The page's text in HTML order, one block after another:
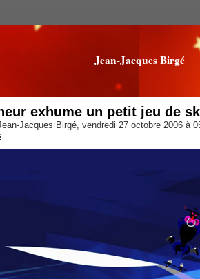
Jean-Jacques Birgé
exhume un petit jeu de
Jacques Birgé, vendredi 27 octobre 2006 à